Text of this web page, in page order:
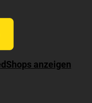
anzeigen